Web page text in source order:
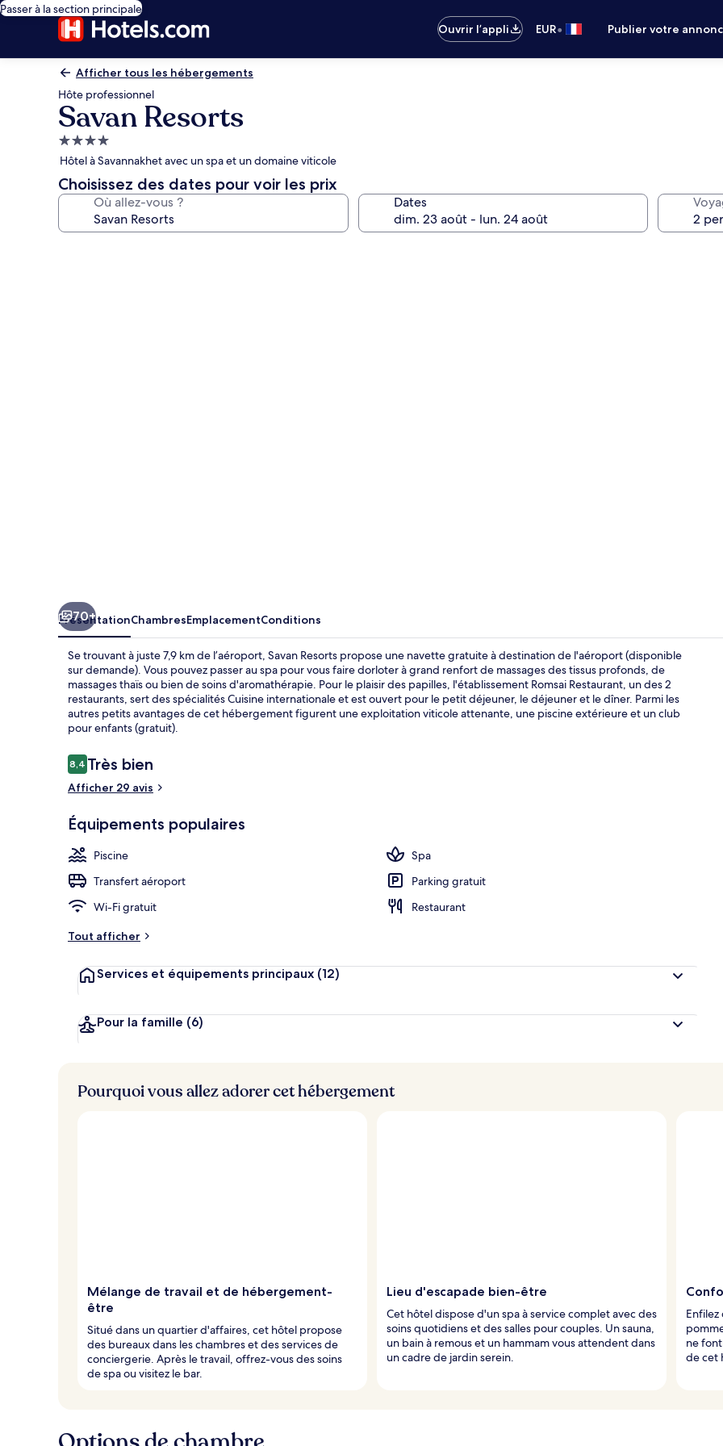
Passer à la section principale
Ouvrir l’appli
EUR• Publier votre
Afficher tous les hébergements
Hôte professionnel
Savan Resorts
Hébergement
4.0 étoiles
Hôtel à Savannakhet avec un spa et un domaine viticole
Choisissez des dates pour voir les prix
Où allez-vous ? Dates
Executive
70+
PrésentationChambresEmplacementConditions
Se trouvant à juste 7,9 km de l’aéroport, Savan Resorts propose une navette gratuite à destination de l'aéroport (disponible
sur demande). Vous pouvez passer au spa pour vous faire dorloter à grand renfort de massages des tissus profonds, de
massages thaïs ou bien de soins d'aromathérapie. Pour le plaisir des papilles, l'établissement Romsai Restaurant, un des 2
restaurants, sert des spécialités Cuisine internationale et est ouvert pour le petit déjeuner, le déjeuner et le dîner. Parmi les
autres petits avantages de cet hébergement figurent une exploitation viticole attenante, une piscine extérieure et un club
pour enfants (gratuit).
Avis
voyageurs
8,48,4 sur 10
Très bien
Afficher 29 avis
Équipements populaires
Piscine
Spa
Transfert aéroport
Parking gratuit
Wi-Fi gratuit
Restaurant
Tout afficher
Services et équipements principaux (12)
Pour la famille (6)
Pourquoi vous allez adorer cet hébergement
Mélange de travail et de hébergement-
être
Situé dans un quartier d'affaires, cet hôtel propose
des bureaux dans les chambres et des services de
conciergerie. Après le travail, offrez-vous des soins
de spa ou visitez le bar.
Lieu d'escapade bien-être
Cet hôtel dispose d'un spa à service complet avec des
soins quotidiens et des salles pour couples. Un sauna,
un bain à remous et un hammam vous attendent dans
un cadre de jardin serein.
ne
de cet